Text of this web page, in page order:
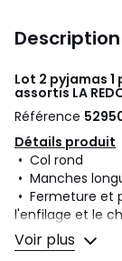
Lot 2 pyjamas
assortis LA
Référence
Détails produit
• Col rond
• Manches
• Fermeture et
l'enfilage et le
• Pieds
élastiqués au
Voir plus